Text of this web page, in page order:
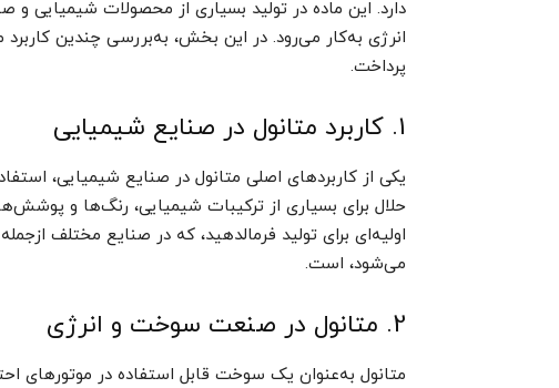
دارد. این ماده در تولید بسیاری از محصولات شیمیایی
انرژی به‌کار می‌رود. در این بخش، به‌بررسی چندین
پرداخت.
1. کاربرد متانول در صنایع شیمیایی
یکی از کاربردهای اصلی متانول در صنایع شیمیایی،
حلال برای بسیاری از ترکیبات شیمیایی، رنگ‌ها و پوشش‌ها
اولیه‌ای برای تولید فرمالدهید، که در صنایع مختلف
می‌شود، است.
2. متانول در صنعت سوخت و انرژی
متانول به‌عنوان یک سوخت قابل استفاده در موتورهای